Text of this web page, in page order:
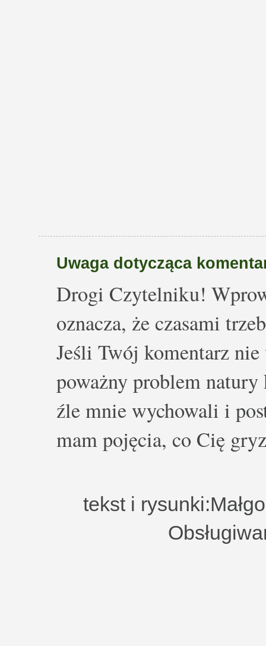
Uwaga dotycząca
Drogi Czytelniku!
oznacza, że czasami
Jeśli Twój komentarz nie
poważny problem
źle mnie wychowali i
mam pojęcia, co Cię
tekst i